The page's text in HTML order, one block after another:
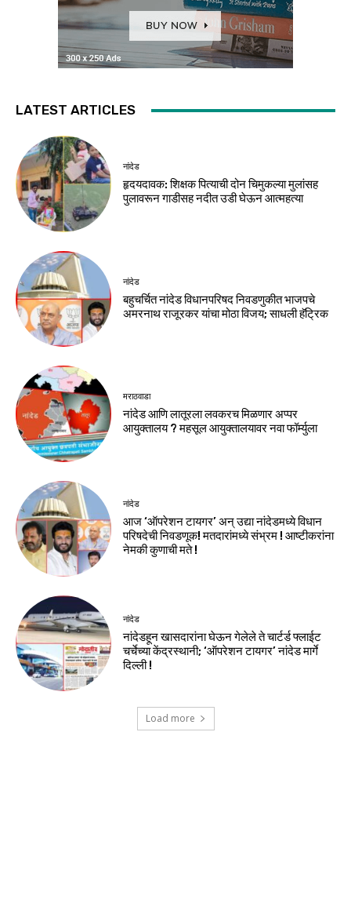
LATEST ARTICLES
नांदेड
हृदयदावक: शिक्षक पित्याची दोन चिमुकल्या मुलांसह
पुलावरून गाडीसह नदीत उडी घेऊन आत्महत्या
नांदेड
बहुचर्चित नांदेड विधानपरिषद निवडणुकीत भाजपचे
अमरनाथ राजूरकर यांचा मोठा विजय; साधली हॅट्रिक
मराठवाडा
नांदेड आणि लातूरला लवकरच मिळणार अप्पर
आयुक्तालय ? महसूल आयुक्तालयावर नवा फॉर्म्युला
नांदेड
आज ‘ऑपरेशन टायगर’ अन् उद्या नांदेडमध्ये विधान
परिषदेची निवडणूक! मतदारांमध्ये संभ्रम ! आष्टीकरांना
नेमकी कुणाची मते !
नांदेड
नांदेडहून खासदारांना घेऊन गेलेले ते चार्टर्ड फ्लाईट
चर्चेच्या केंद्रस्थानी; ‘ऑपरेशन टायगर’ नांदेड मार्गे
दिल्ली !
Load more